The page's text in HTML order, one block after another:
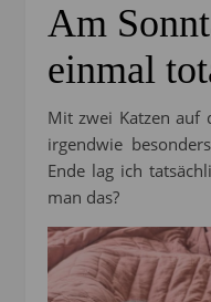
Am
einmal
Mit zwei Katzen auf
irgendwie
Ende lag ich
man das?